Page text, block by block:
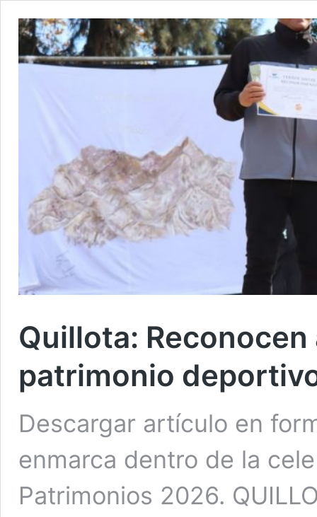
Quillota: Reconocen
patrimonio
Descargar artículo en
enmarca dentro de la
Patrimonios 2026.